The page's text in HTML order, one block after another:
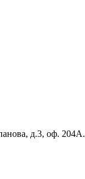
д.3, оф. 204А.